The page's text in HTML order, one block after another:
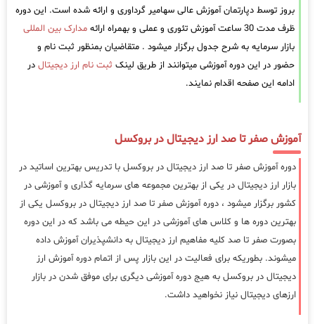
بروز توسط دپارتمان آموزش عالی سهامیر گرداوری و ارائه شده است. این دوره
ظرف مدت 30 ساعت آموزش تئوری و عملی و بهمراه ارائه
مدارک بین المللی
بازار سرمایه به شرح جدول برگزار میشود . متقاضیان بمنظور ثبت نام و
حضور در این دوره آموزشی میتوانند از طریق لینک ثبت نام ارز دیجیتال در
ادامه این صفحه اقدام نمایند.
آموزش صفر تا صد ارز دیجیتال در بروکسل
دوره آموزش صفر تا صد ارز دیجیتال در بروکسل با تدریس بهترین اساتید در
بازار ارز دیجیتال در یکی از بهترین مجموعه های سرمایه گذاری و آموزشی در
کشور برگزار میشود ، دوره آموزش صفر تا صد ارز دیجیتال در بروکسل یکی از
بهترین دوره ها و کلاس های آموزشی در این حیطه می باشد که در این دوره
بصورت صفر تا صد کلیه مفاهیم ارز دیجیتال به دانشپذیران آموزش داده
میشوند. بطوریکه برای فعالیت در این بازار پس از اتمام دوره آموزش ارز
دیجیتال در بروکسل به هیج دوره آموزشی دیگری برای موفق شدن در بازار
ارزهای دیجیتال نیاز نخواهید داشت.